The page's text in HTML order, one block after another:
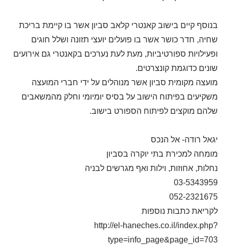
בנוסף קיים בישוב קאנטרי קלאב סביון אשר בו קיימת בריכת
שחיה, חדר כושר אשר בו פועלים יועצי תזונה ושלל חוגים
ופעילויות ספורטיביות, מעת לעת נערכים בקאנטרי גם אירועים
שונים כדוגמת קונצרטים.
מועצה מקומית סביון אשר מנוהלים על ידי חברי המועצה
משקיעים בפיתוח הישוב על בסיס יומיומי וחלק מהמשאבים
שלהם מוקצים לפיתוח הספורט בישוב.
יגאל רודה- אל הנכס
מומחה למכירת בתי יוקרה בסביון
נחלות, אחוזות, וילות ואף מגרשים לבניה
03-5343959
052-2321675
לקריאת כתבות נוספות
http://el-haneches.co.il/index.php?
type=info_page&page_id=703